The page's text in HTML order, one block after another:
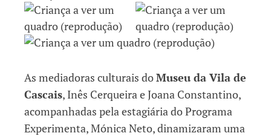
As mediadoras culturais doMuseu da Vila de
Cascais, Inês Cerqueira e Joana Constantino,
acompanhadas pela estagiária do Programa
Experimenta, Mónica Neto, dinamizaram uma